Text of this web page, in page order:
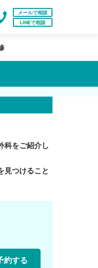
メールで相談
LINEで相談
科をご紹介し
見つけること
約する